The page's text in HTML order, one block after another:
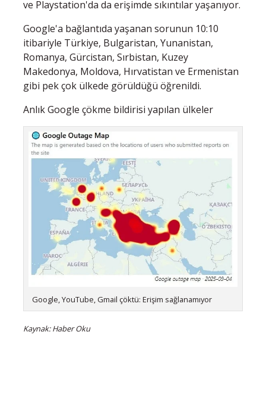
ve Playstation'da da erişimde sıkıntılar yaşanıyor.
Google'a bağlantıda yaşanan sorunun 10:10
itibariyle Türkiye, Bulgaristan, Yunanistan,
Romanya, Gürcistan, Sırbistan, Kuzey
Makedonya, Moldova, Hırvatistan ve Ermenistan
gibi pek çok ülkede görüldüğü öğrenildi.
Anlık Google çökme bildirisi yapılan ülkeler
Google, YouTube, Gmail çöktü: Erişim sağlanamıyor
Kaynak: Haber Oku